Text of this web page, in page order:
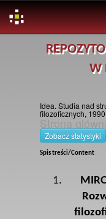
W
Idea. Studia nad
filozoficznych,
Strona
Zobacz statystyki
Spis treści/Content